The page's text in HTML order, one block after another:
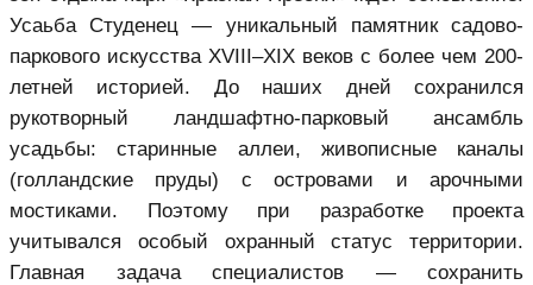
Усаьба Студенец — уникальный памятник садово-
паркового искусства XVIII–XIX веков с более чем 200-
летней историей. До наших дней сохранился
рукотворный ландшафтно-парковый ансамбль
усадьбы: старинные аллеи, живописные каналы
(голландские пруды) с островами и арочными
мостиками. Поэтому при разработке проекта
учитывался особый охранный статус территории.
Главная задача специалистов — сохранить